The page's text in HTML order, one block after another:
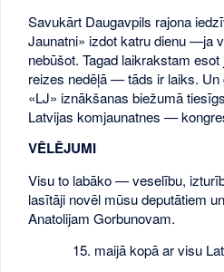
Savukārt Daugavpils rajona
Jaunatni» izdot katru dienu —ja
nebūšot. Tagad laikrakstam
reizes nedēļā — tāds ir laiks. Un
«LJ» iznākšanas biežumā
Latvijas komjaunatnes —
VĒLĒJUMI
Visu to labāko — veselību,
lasītāji novēl mūsu deputātiem
Anatolijam Gorbunovam.
15. maijā kopā ar visu